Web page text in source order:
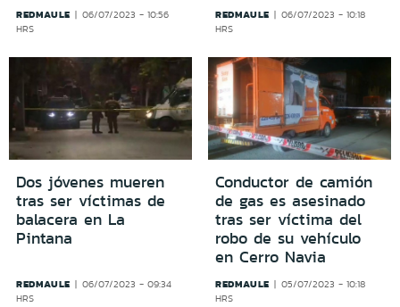
REDMAULE
06/07/2023 - 10:56
HRS
REDMAULE
06/07/2023 - 10:18
HRS
Dos jóvenes mueren
tras ser víctimas de
balacera en La
Pintana
REDMAULE
06/07/2023 - 09:34
HRS
Conductor de camión
de gas es asesinado
tras ser víctima del
robo de su vehículo
en Cerro Navia
REDMAULE
05/07/2023 - 10:18
HRS